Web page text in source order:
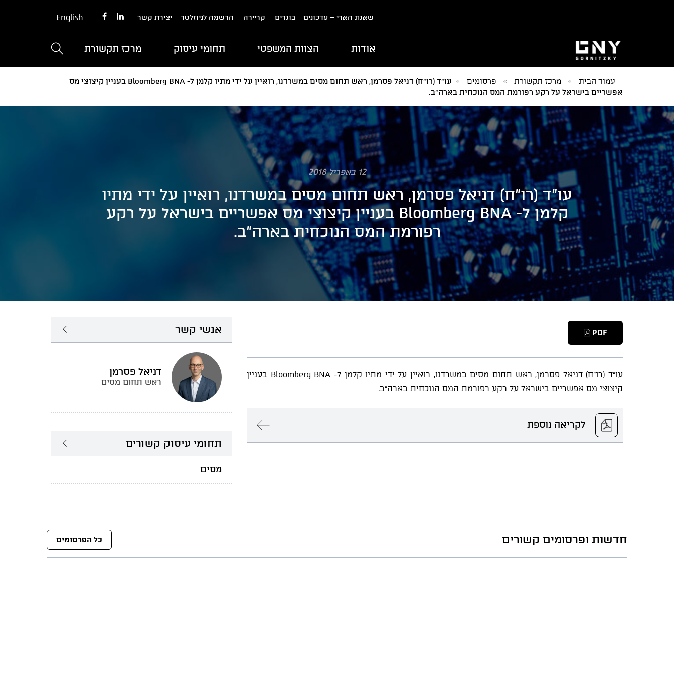
שאגת הארי – עדכונים בוגרים קריירה הרשמה לניוזלטר יצירת קשר English
אודות הצוות המשפטי תחומי עיסוק מרכז תקשורת
עמוד הבית » מרכז תקשורת » פרסומים »
עו"ד (רו"ח) דניאל פסרמן, ראש תחום מסים במשרדנו, רואיין על ידי מתיו קלמן ל- Bloomberg BNA בעניין קיצוצי מס
אפשריים בישראל על רקע רפורמת המס הנוכחית בארה"ב.
12 באפריל 2018
עו"ד (רו"ח) דניאל פסרמן, ראש תחום מסים במשרדנו, רואיין על ידי מתיו
קלמן ל- Bloomberg BNA בעניין קיצוצי מס אפשריים בישראל על רקע
רפורמת המס הנוכחית בארה"ב.
PDF
עו"ד (רו"ח) דניאל פסרמן, ראש תחום מסים במשרדנו, רואיין על ידי מתיו קלמן ל- Bloomberg BNA בעניין
קיצוצי מס אפשריים בישראל על רקע רפורמת המס הנוכחית בארה"ב.
לקריאה נוספת
אנשי קשר
דניאל פסרמן
ראש תחום מסים
תחומי עיסוק קשורים
מסים
חדשות ופרסומים קשורים כל הפרסומים